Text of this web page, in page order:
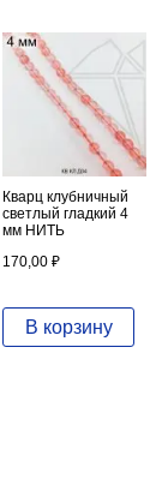
Кварц клубничный
светлый гладкий 4
мм НИТЬ
170,00 ₽
В корзину